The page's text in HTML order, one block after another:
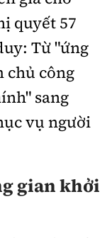
quyết 57
Từ "ứng
chủ công
sang
vụ người
gian khởi